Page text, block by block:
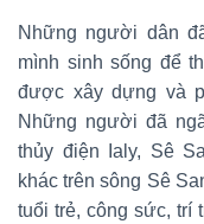
Những người dân
mình sinh sống để
được xây dựng và
Những người đã
thủy điện Ialy, Sê
khác trên sông Sê
tuổi trẻ, công sức, trí